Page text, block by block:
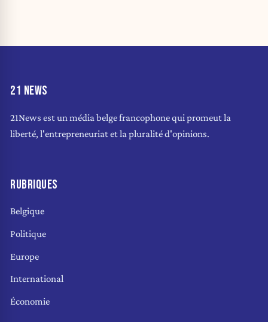
21 NEWS
21News est un média belge francophone qui promeut la
liberté, l'entrepreneuriat et la pluralité d'opinions.
RUBRIQUES
Belgique
Politique
Europe
International
Économie